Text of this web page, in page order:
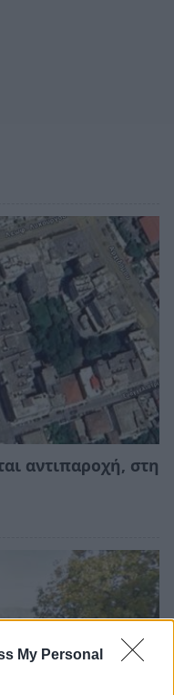
My Personal
αντιπαροχή, στη